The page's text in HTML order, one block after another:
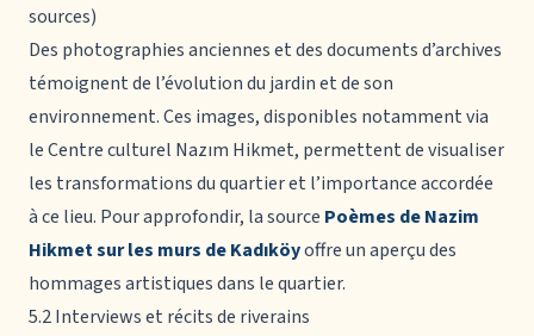
sources)
Des photographies anciennes et des documents d’archives
témoignent de l’évolution du jardin et de son
environnement. Ces images, disponibles notamment via
le Centre culturel Nazım Hikmet, permettent de visualiser
les transformations du quartier et l’importance accordée
à ce lieu. Pour approfondir, la source Poèmes de Nazim
Hikmet sur les murs de Kadıköyoffre un aperçu des
hommages artistiques dans le quartier.
5.2 Interviews et récits de riverains